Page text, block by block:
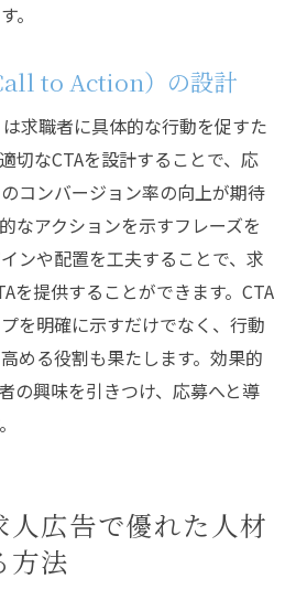
。
to Action）の設計
求職者に具体的な行動を促すた
切なCTAを設計することで、応
コンバージョン率の向上が期待
なアクションを示すフレーズを
ンや配置を工夫することで、求
を提供することができます。CTA
を明確に示すだけでなく、行動
める役割も果たします。効果的
の興味を引きつけ、応募へと導
人広告で優れた人材
方法